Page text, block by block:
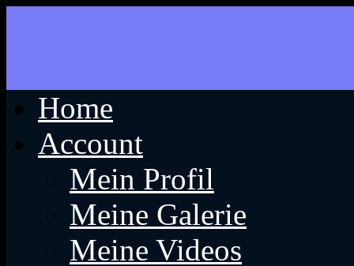
Home
Account
Mein Profil
Meine Galerie
Meine Videos